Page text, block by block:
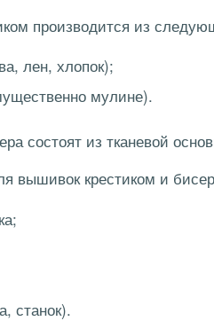
производится из
лен, хлопок);
мулине).
состоят из тканевой
вышивок крестиком и
станок).